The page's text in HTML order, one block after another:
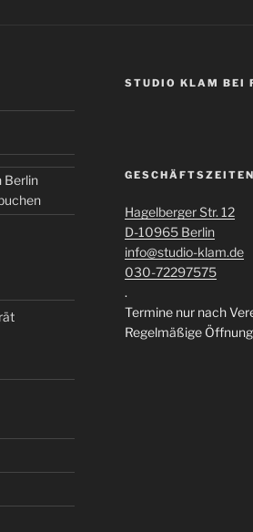
Berlin
STUDIO KLAM BEI
Hagelberger Str. 12
D-10965 Berlin
info@studio-klam.de
030-72297575
.
Termine nur nach
Regelmäßige